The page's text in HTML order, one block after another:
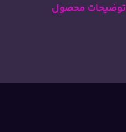
توضیحات محصول